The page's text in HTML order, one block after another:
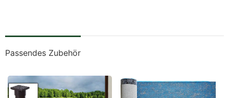
Passendes Zubehör